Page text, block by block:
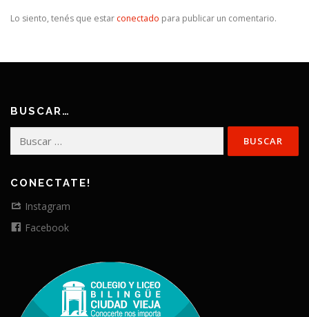
Lo siento, tenés que estar conectado para publicar un comentario.
BUSCAR…
CONECTATE!
Instagram
Facebook